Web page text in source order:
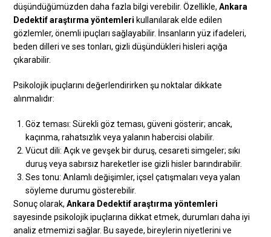
düşündüğümüzden daha fazla bilgi verebilir. Özellikle,Ankara
Dedektif araştırma yöntemleri kullanılarak elde edilen
gözlemler, önemli ipuçları sağlayabilir. İnsanların yüz ifadeleri,
beden dilleri ve ses tonları, gizli düşündükleri hisleri açığa
çıkarabilir.
Psikolojik ipuçlarını değerlendirirken şu noktalar dikkate
alınmalıdır:
Göz teması: Sürekli göz teması, güveni gösterir; ancak,
kaçınma, rahatsızlık veya yalanın habercisi olabilir.
Vücut dili: Açık ve gevşek bir duruş, cesareti simgeler; sıkı
duruş veya sabırsız hareketler ise gizli hisler barındırabilir.
Ses tonu: Anlamlı değişimler, içsel çatışmaları veya yalan
söyleme durumu gösterebilir.
Sonuç olarak,Ankara Dedektif araştırma yöntemleri
sayesinde psikolojik ipuçlarına dikkat etmek, durumları daha iyi
analiz etmemizi sağlar. Bu sayede, bireylerin niyetlerini ve